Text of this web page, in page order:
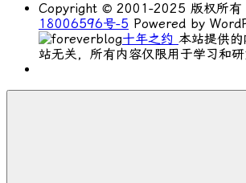
Copyright © 2001-2025 版权所有
18006596号-5 Powered by
十年之约 本站提供
站无关，所有内容仅限用于学习和研